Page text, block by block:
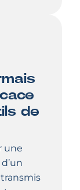
de
une